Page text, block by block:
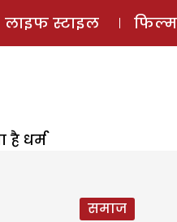
ई-
लाइफ स्टाइल फिल्म
है धर्म
समाज